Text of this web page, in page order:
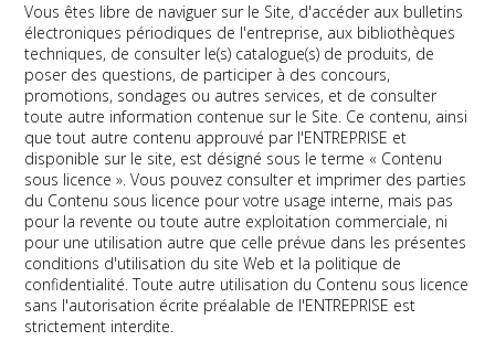
Vous êtes libre de naviguer sur le Site, d'accéder aux bulletins
électroniques périodiques de l'entreprise, aux bibliothèques
techniques, de consulter le(s) catalogue(s) de produits, de
poser des questions, de participer à des concours,
promotions, sondages ou autres services, et de consulter
toute autre information contenue sur le Site. Ce contenu, ainsi
que tout autre contenu approuvé par l'ENTREPRISE et
disponible sur le site, est désigné sous le terme « Contenu
sous licence ». Vous pouvez consulter et imprimer des parties
du Contenu sous licence pour votre usage interne, mais pas
pour la revente ou toute autre exploitation commerciale, ni
pour une utilisation autre que celle prévue dans les présentes
conditions d'utilisation du site Web et la politique de
confidentialité. Toute autre utilisation du Contenu sous licence
sans l'autorisation écrite préalable de l'ENTREPRISE est
strictement interdite.